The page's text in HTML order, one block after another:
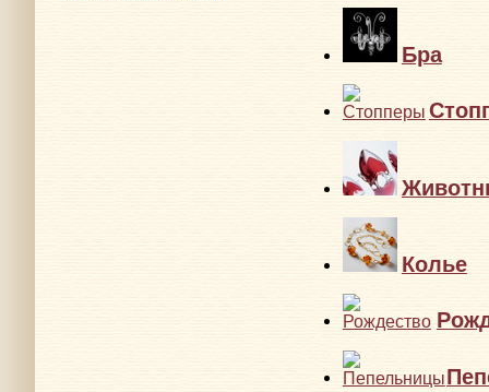
Бра
Колье